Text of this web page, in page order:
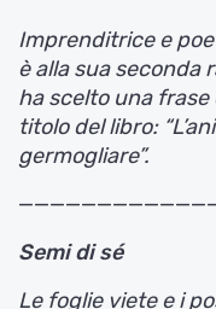
Imprenditrice e
è alla sua seconda
ha scelto una
titolo del libro:
germogliare”.
Semi di sé
Le foglie viete e i